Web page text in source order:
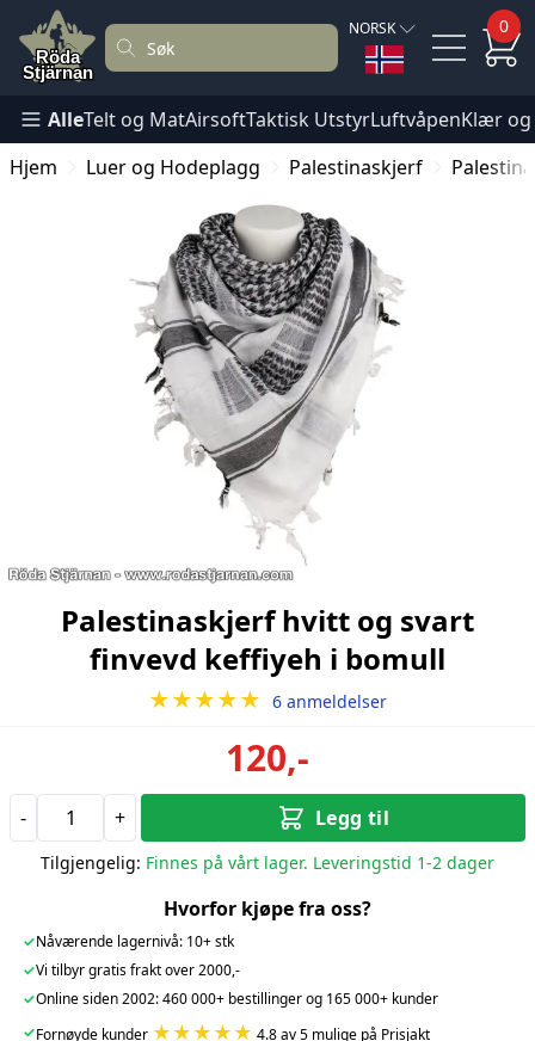
NORSK 0
AlleTelt og MatAirsoftTaktisk UtstyrLuftvåpenKlær
Hjem
Luer og Hodeplagg Palestinaskjerf
Palestinaskjerf hvitt og svart
finvevd keffiyeh i bomull
★★★★★ 6 anmeldelser
120,-
- + Legg til
Tilgjengelig: Finnes på vårt lager. Leveringstid 1-2 dager
Hvorfor kjøpe fra oss?
✓Nåværende lagernivå: 10+ stk
✓Vi tilbyr gratis frakt over 2000,-
✓Online siden 2002: 460 000+ bestillinger og 165 000+ kunder
✓Fornøyde kunder ★★★★★ 4.8 av 5 mulige på Prisjakt